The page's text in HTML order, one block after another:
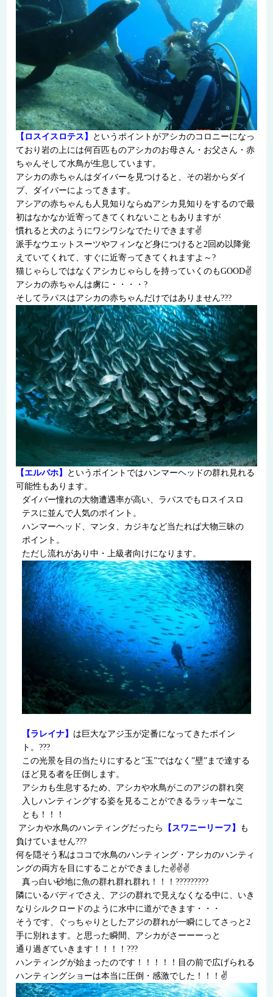
【ロスイスロテス】
というポイントがアシカのコロニーになっ
ており岩の上には何百匹ものアシカのお母さん・お父さん・赤
ちゃんそして水鳥が生息しています。
アシカの赤ちゃんはダイバーを見つけると、その岩からダイ
ブ、ダイバーによってきます。
アシアの赤ちゃんも人見知りならぬアシカ見知りをするので最
初はなかなか近寄ってきてくれないこともありますが
慣れると犬のようにワシワシなでたりできます✌
派手なウエットスーツやフィンなど身につけると2回め以降覚
えていてくれて、すぐに近寄ってきてくれますよ～?
猫じゃらしではなくアシカじゃらしを持っていくのもGOOD✌
アシカの赤ちゃんは虜に・・・・?
そしてラパスはアシカの赤ちゃんだけではありません???
【エルバホ】
というポイントではハンマーヘッドの群れ見れる
可能性もあります。
ダイバー憧れの大物遭遇率が高い、ラパスでもロスイスロ
テスに並んで人気のポイント。
ハンマーヘッド、マンタ、カジキなど当たれば大物三昧の
ポイント。
ただし流れがあり中・上級者向けになります。
【ラレイナ】 は巨大なアジ玉が定番になってきたポイン
ト。???
この光景を目の当たりにすると”玉”ではなく”壁”まで達する
ほど見る者を圧倒します。
アシカも生息するため、アシカや水鳥がこのアジの群れ突
入しハンティングする姿を見ることができるラッキーなこ
とも！！！
アシカや水鳥のハンティングだったら
【スワニーリーフ】
も
負けていません???
何を隠そう私はココで水鳥のハンティング・アシカのハンティ
ングの両方を目にすることができました✌✌✌
真っ白い砂地に魚の群れ群れ群れ！！！?????????
隣にいるバディでさえ、アジの群れで見えなくなる中に、いき
なりシルクロードのように水中に道ができます・・・
そうです、ぐっちゃりとしたアジの群れが一瞬にしてさっと2
手に別れます。と思った瞬間、アシカがさーーーっと
通り過ぎていきます！！！！???
ハンティングが始まったのです！！！！！目の前で広げられる
ハンティングショーは本当に圧倒・感激でした！！！✌